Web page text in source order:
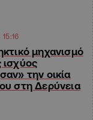
μηχανισμό
την οικία
στη Δερύνεια